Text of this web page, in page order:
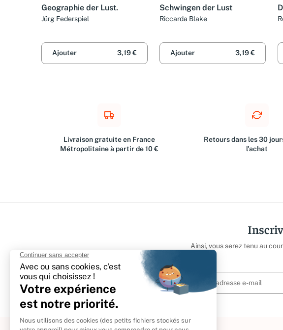
Geographie der Lust.
Jürg Federspiel
Ajouter 3,19 €
Schwingen der Lust
Riccarda Blake
Ajouter 3,19 €
Livraison gratuite en France
Métropolitaine à partir de 10 €
Retours dans les 30
l'achat
Ainsi, vous serez tenu au